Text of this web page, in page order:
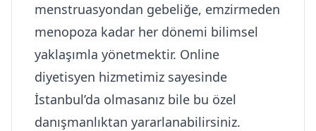
menstruasyondan gebeliğe, emzirmeden
menopoza kadar her dönemi bilimsel
yaklaşımla yönetmektir. Online
diyetisyen hizmetimiz sayesinde
İstanbul’da olmasanız bile bu özel
danışmanlıktan yararlanabilirsiniz.